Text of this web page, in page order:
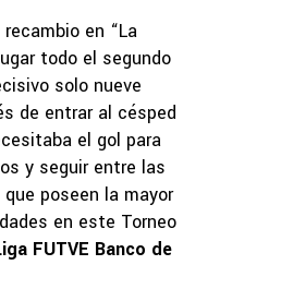
en “La
todo el segundo
solo nueve
de entrar al césped
el gol para
y seguir entre las
poseen la mayor
en este Torneo
FUTVE Banco de